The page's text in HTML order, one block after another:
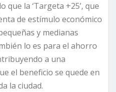
que la ‘Targeta +25’, que
de estímulo económico
y medianas
lo es para el ahorro
a una
el beneficio se quede en
la ciudad.